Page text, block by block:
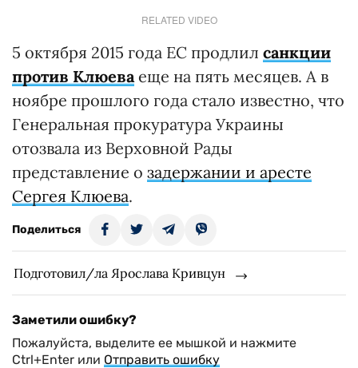
RELATED VIDEO
5 октября 2015 года ЕС продлил санкции
против Клюева еще на пять месяцев. А в
ноябре прошлого года стало известно, что
Генеральная прокуратура Украины
отозвала из Верховной Рады
представление о задержании и аресте
Сергея Клюева.
Поделиться
Подготовил/ла Ярослава Кривцун
Заметили ошибку?
Пожалуйста, выделите ее мышкой и нажмите
Ctrl+Enter или Отправить ошибку